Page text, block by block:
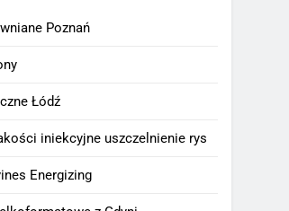
Poznań
Łódź
iniekcyjne uszczelnienie rys
Energizing